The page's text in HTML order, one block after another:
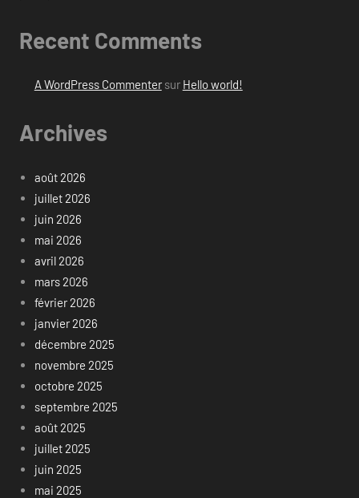
Recent Comments
A WordPress Commentersur Hello world!
Archives
août 2026
juillet 2026
juin 2026
mai 2026
avril 2026
mars 2026
février 2026
janvier 2026
décembre 2025
novembre 2025
octobre 2025
septembre 2025
août 2025
juillet 2025
juin 2025
mai 2025